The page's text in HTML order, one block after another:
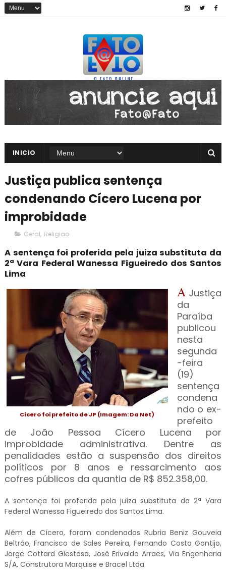
INICIO
Justiça publica sentença
condenando Cícero Lucena por
improbidade
Geral, Religiao
A sentença foi proferida pela juiza substituta da
2ª Vara Federal Wanessa Figueiredo dos Santos
Lima
Cícero foi prefeito de JP (Imagem: Da Net)
AJustiça
da
Paraíba
publicou
nesta
segunda
-feira
(19)
sentença
condena
ndo o ex-
prefeito
de João Pessoa Cícero Lucena por
improbidade administrativa. Dentre as
penalidades estão a suspensão dos direitos
políticos por 8 anos e ressarcimento aos
cofres públicos da quantia de R$ 852.358,00.
A sentença foi proferida pela juíza substituta da 2ª Vara
Federal Wanessa Figueiredo dos Santos Lima.
Além de Cícero, foram condenados Rubria Beniz Gouveia
Beltrão, Francisco de Sales Pereira, Fernando Costa Gontijo,
Jorge Cottard Giestosa, José Erivaldo Arraes, Via Engenharia
S/A, Construtora Marquise e Bracel Ltda.